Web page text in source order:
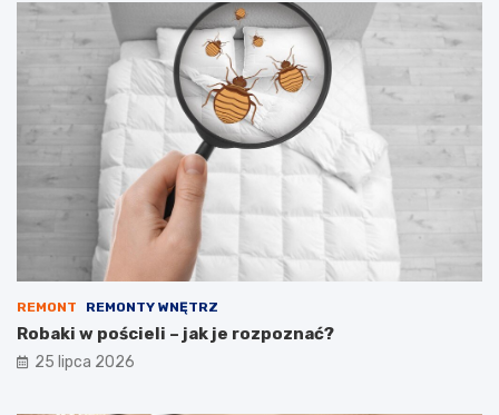
REMONT REMONTY WNĘTRZ
Robaki w pościeli – jak je rozpoznać?
25 lipca 2026